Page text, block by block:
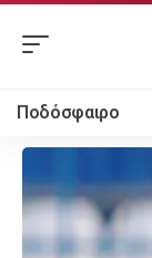
Ποδόσφαιρο